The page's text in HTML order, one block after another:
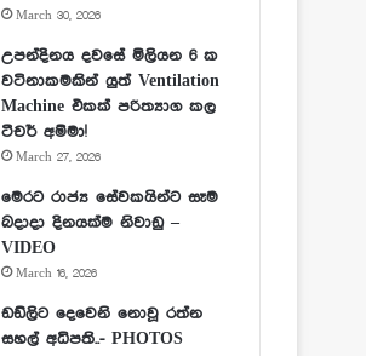
March 30, 2026
උපන්දිනය දවසේ මිලියන 6 ක
වටිනාකමකින් යුත් Ventilation
Machine එකක් පරිත්‍යාග කල
ටීචර් අම්මා!
March 27, 2026
මෙරට රාජ්‍ය සේවකයින්ට සෑම
බදාදා දිනයක්ම නිවාඩු –
VIDEO
March 16, 2026
ඩඩ්ලිට දෙවෙනි නොවූ රත්න
සහල් අධිපති..- PHOTOS